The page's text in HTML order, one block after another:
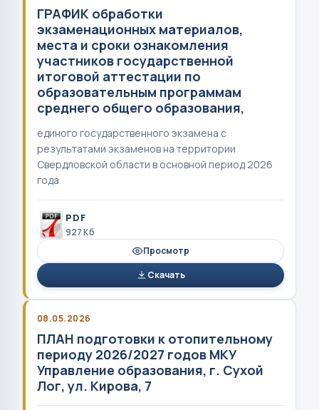
ГРАФИК обработки
экзаменационных материалов,
места и сроки ознакомления
участников государственной
итоговой аттестации по
образовательным программам
среднего общего образования,
единого государственного экзамена с
результатами экзаменов на территории
Свердловской области в основной период 2026
года
PDF
927 Кб
Просмотр
Скачать
08.05.2026
ПЛАН подготовки к отопительному
периоду 2026/2027 годов МКУ
Управление образования, г. Сухой
Лог, ул. Кирова, 7